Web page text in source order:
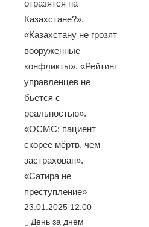
отразятся на
Казахстане?».
«Казахстану не грозят
вооруженные
конфликты». «Рейтинг
управленцев не
бьется с
реальностью».
«ОСМС: пациент
скорее мёртв, чем
застрахован».
«Сатира не
преступление»
23.01.2025 12:00
День за днем